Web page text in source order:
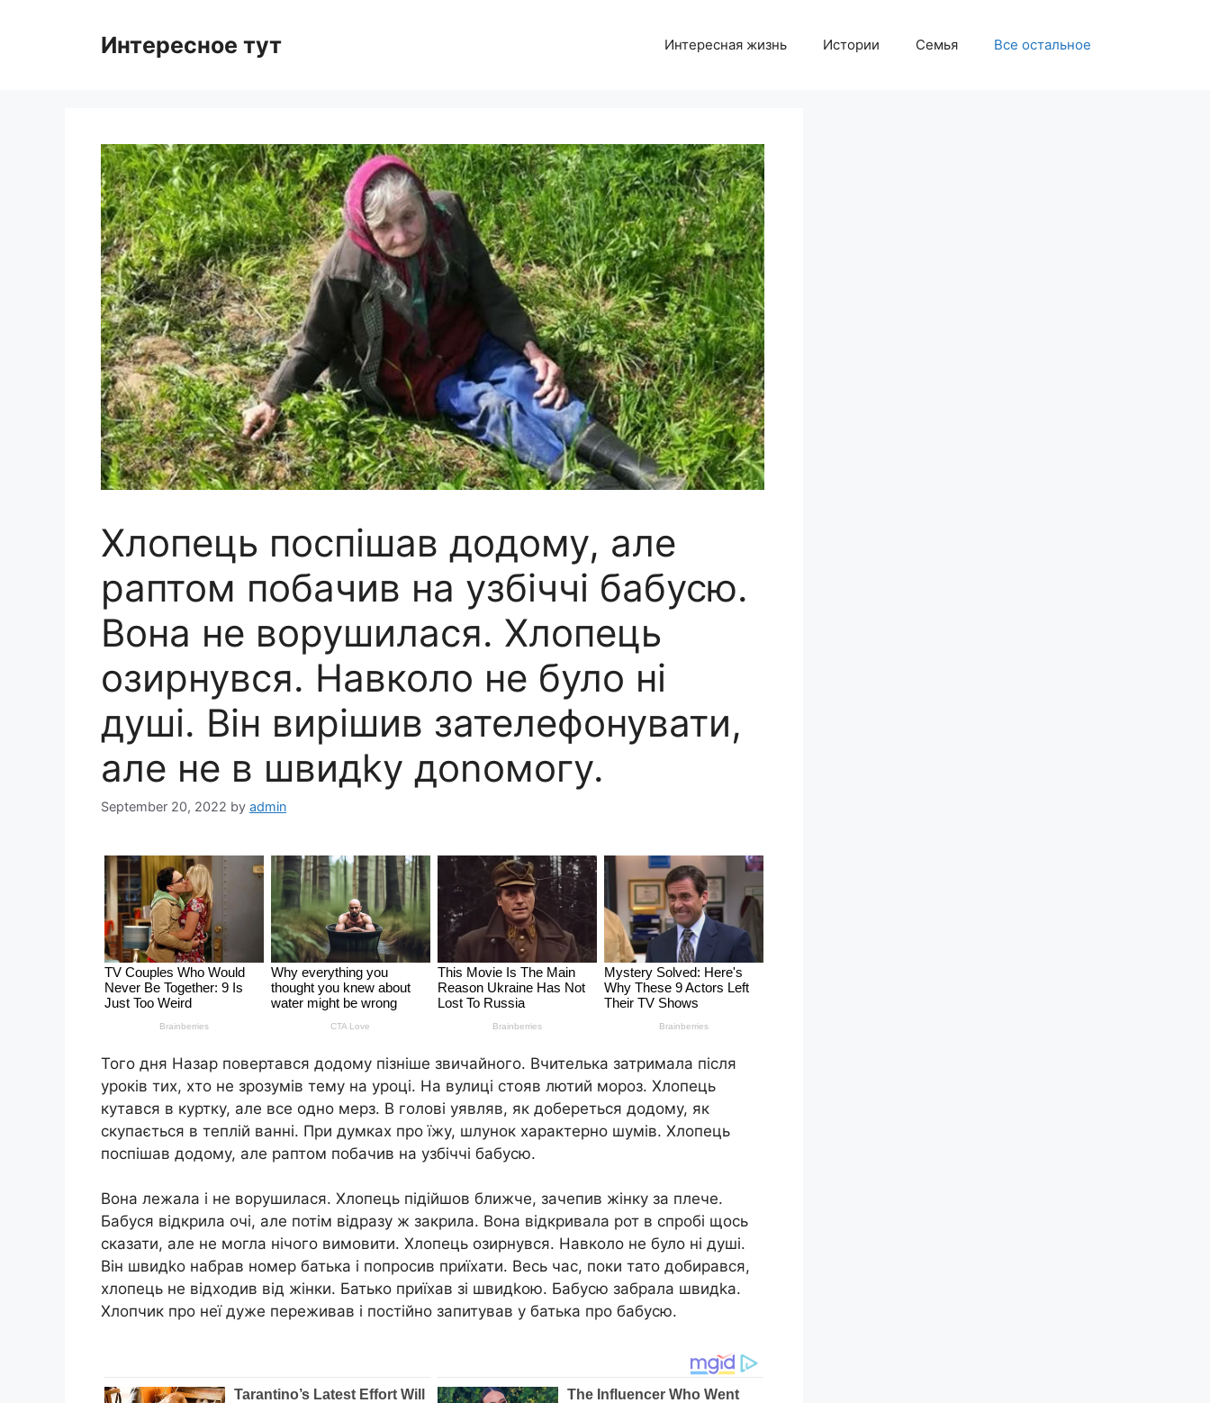
Интересное тут Интересная жизнь Истории Семья Все остальное
Хлопець поспішав додому, але
раптом побачив на узбіччі бабусю.
Вона не ворушилася. Хлопець
озирнувся. Навколо не було ні
душі. Він вирішив зателефонувати,
але не в швидkу доnомогу.
September 20, 2022 by admin
Того дня Назар повертався додому пізніше звичайного. Вчителька затримала після
уроків тих, хто не зрозумів тему на уроці. На вулиці стояв лютий мороз. Хлопець
кутався в куртку, але все одно мерз. В голові уявляв, як добереться додому, як
скупається в теплій ванні. При думках про їжу, шлунок характерно шумів. Хлопець
поспішав додому, але раптом побачив на узбіччі бабусю.
Вона лежала і не ворушилася. Хлопець підійшов ближче, зачепив жінку за плече.
Бабуся відкрила очі, але потім відразу ж закрила. Вона відкривала рот в спробі щось
сказати, але не могла нічого вимовити. Хлопець озирнувся. Навколо не було ні душі.
Він швидkо набрав номер батька і попросив приїхати. Весь час, поки тато добирався,
хлопець не відходив від жінки. Батько приїхав зі швидkою. Бабусю забрала швидkа.
Хлопчик про неї дуже переживав і постійно запитував у батька про бабусю.